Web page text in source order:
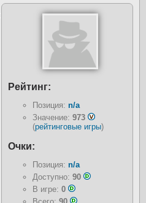
Рейтинг:
Позиция: n/a
Значение: 973
(рейтинговые игры)
Очки:
Позиция: n/a
Доступно: 90
В игре: 0